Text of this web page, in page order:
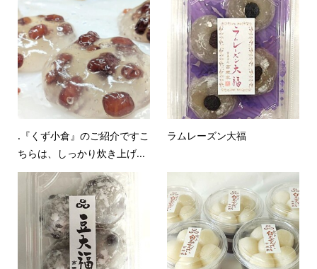
.『くず小倉』のご紹介ですこ
ちらは、しっかり炊き上げ...
ラムレーズン大福